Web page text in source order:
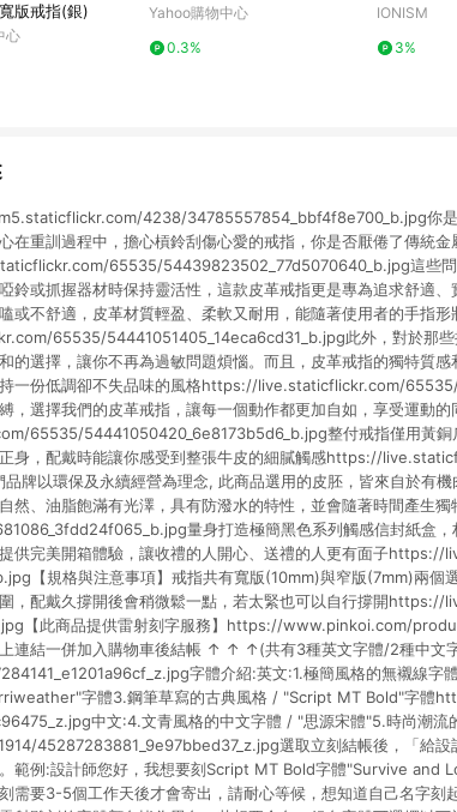
版戒指(銀)
心
Yahoo購物中心
0.3%
IONISM
3%
4238/34785557854_bbf4f8e700_b.jpg你是
在重訓過程中，擔心槓鈴刮傷心愛的戒指，你是否厭倦了傳統
65535/54439823502_77d5070640_b.jpg這些問
鈴或抓握器材時保持靈活性，這款皮革戒指更是專為追求舒適
或不舒適，皮革材質輕盈、柔軟又耐用，能隨著使用者的手指
65535/54441051405_14eca6cd31_b.jpg此外，對於那些
的選擇，讓你不再為過敏問題煩惱。而且，皮革戒指的獨特質
一份低調卻不失品味的風格https://live.staticflickr.com/
，選擇我們的皮革戒指，讓每一個動作都更加自如，享受運動
65535/54441050420_6e8173b5d6_b.jpg整付戒指僅用黃銅
身，配戴時能讓你感受到整張牛皮的細膩觸感https://
牌以環保及永續經營為理念, 此商品選用的皮胚，皆來自於有
然、油脂飽滿有光澤，具有防潑水的特性，並會隨著時間產
量身打造極簡黑色系列觸感信封紙盒，
供完美開箱體驗，讓收禮的人開心、送禮的人更有面子
【規格與注意事項】戒指共有寬版(10mm)與窄版(7mm)兩個
，配戴久撐開後會稍微鬆一點，若太緊也可以自行撐開
【此商品提供雷射刻字服務】https://www.pinkoi.com/
連結一併加入購物車後結帳 ↑ ↑ ↑(共有3種英文字體/2種中
字體介紹:英文:1.極簡風格的無襯線
字體3.鋼筆草寫的古典風格 / "Script MT Bold"字
中文:4.文青風格的中文字體 / "思源宋體"5.時尚潮
45287283881_9e97bbed37_z.jpg選取立刻結帳後，「給設
範例:設計師您好，我想要刻Script MT Bold字體"Survive and
需要3-5個工作天後才會寄出，請耐心等候，想知道自己名字刻